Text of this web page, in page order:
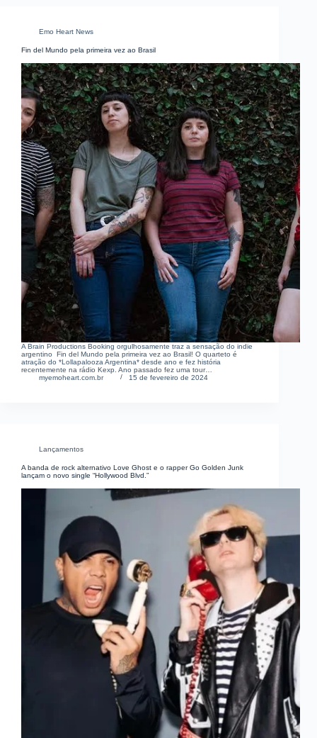
Emo Heart News
Fin del Mundo pela primeira vez ao Brasil
A Brain Productions Booking orgulhosamente traz a sensação do indie
argentino Fin del Mundo pela primeira vez ao Brasil! O quarteto é
atração do *Lollapalooza Argentina* desde ano e fez história
recentemente na rádio Kexp. Ano passado fez uma tour…
myemoheart.com.br
15 de fevereiro de 2024
Lançamentos
A banda de rock alternativo Love Ghost e o rapper Go Golden Junk
lançam o novo single “Hollywood Blvd.”